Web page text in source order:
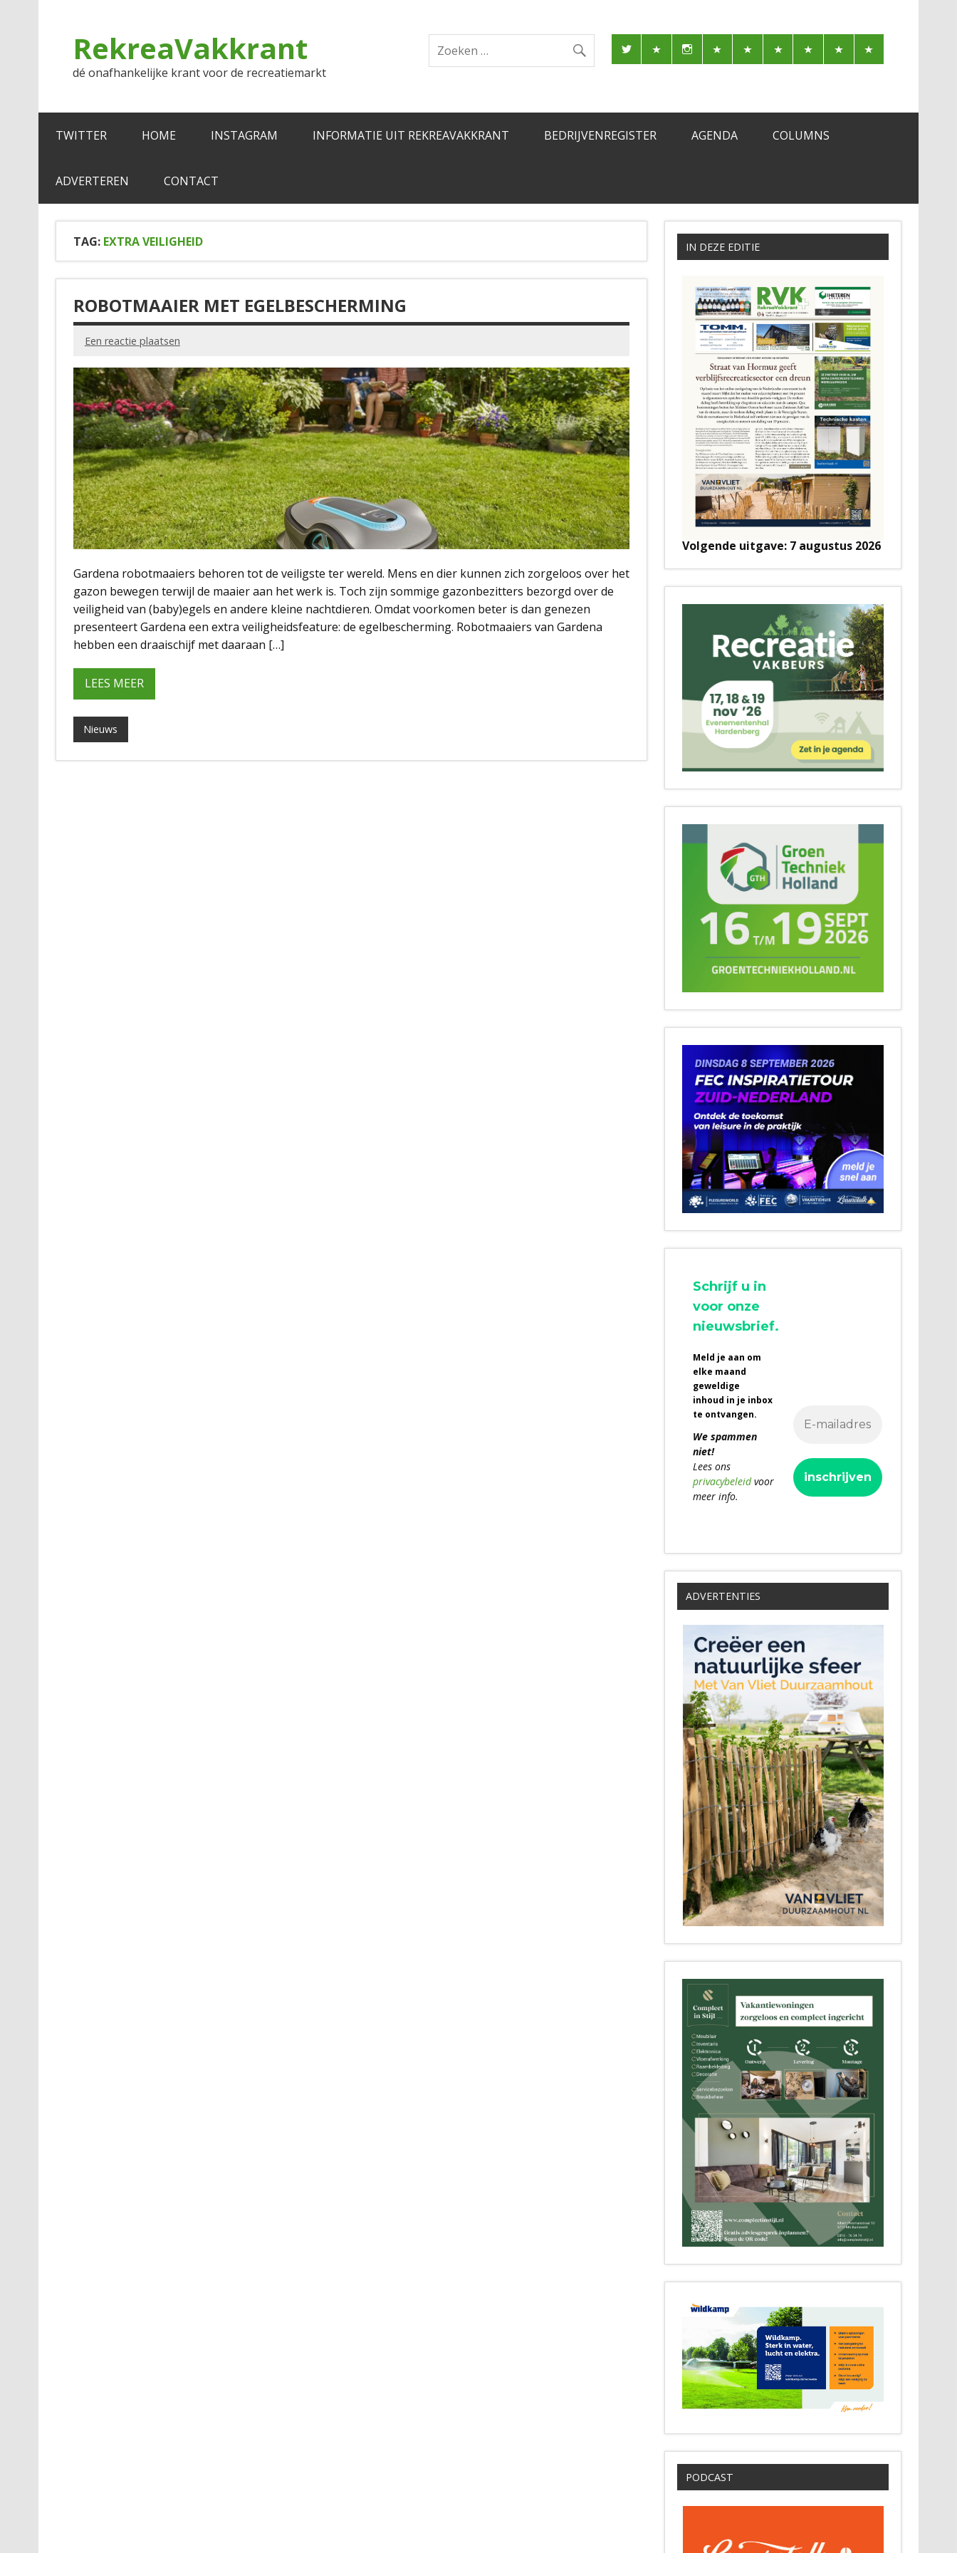
RekreaVakkrant
dé onafhankelijke krant voor de recreatiemarkt
TWITTER HOME INSTAGRAM INFORMATIE UIT REKREAVAKKRANT BEDRIJVENREGISTER AGENDA COLUMNS
ADVERTEREN CONTACT
TAG: EXTRA VEILIGHEID
ROBOTMAAIER MET EGELBESCHERMING
Een reactie plaatsen
Gardena robotmaaiers behoren tot de veiligste ter wereld. Mens en dier kunnen zich zorgeloos over het
gazon bewegen terwijl de maaier aan het werk is. Toch zijn sommige gazonbezitters bezorgd over de
veiligheid van (baby)egels en andere kleine nachtdieren. Omdat voorkomen beter is dan genezen
presenteert Gardena een extra veiligheidsfeature: de egelbescherming. Robotmaaiers van Gardena
hebben een draaischijf met daaraan […]
LEES MEER
Nieuws
IN DEZE EDITIE
Volgende uitgave: 7 augustus 2026
Schrijf u in
voor onze
nieuwsbrief.
Meld je aan om
elke maand
geweldige
inhoud in je inbox
te ontvangen.
We spammen
niet!
Lees ons
privacybeleidvoor
meer info.
ADVERTENTIES
PODCAST